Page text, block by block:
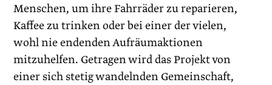
Menschen, um ihre Fahrräder zu reparieren,
Kaffee zu trinken oder bei einer der vielen,
wohl nie endenden Aufräumaktionen
mitzuhelfen. Getragen wird das Projekt von
einer sich stetig wandelnden Gemeinschaft,